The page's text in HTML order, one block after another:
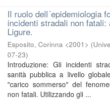
Il ruolo dell´epidemiologia
incidenti stradali non
Ligure.
Esposito, Corinna <2001> (
07-23)
Introduzione: Gli incidenti
sanità pubblica a livello
"carico sommerso" del
non fatali. Utilizzando gli ...